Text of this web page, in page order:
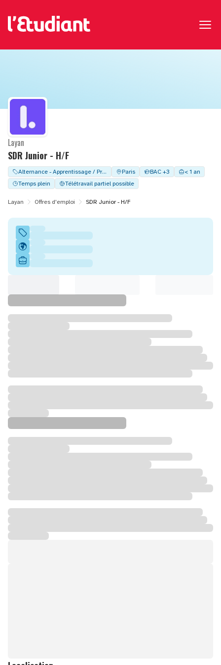
SDR Junior - H/F
Layan
Alternance - Apprentissage / Professionalisation Paris BAC +3
< 1 an
Temps plein
Télétravail partiel possible
Layan Offres d'emploi SDR Junior - H/F